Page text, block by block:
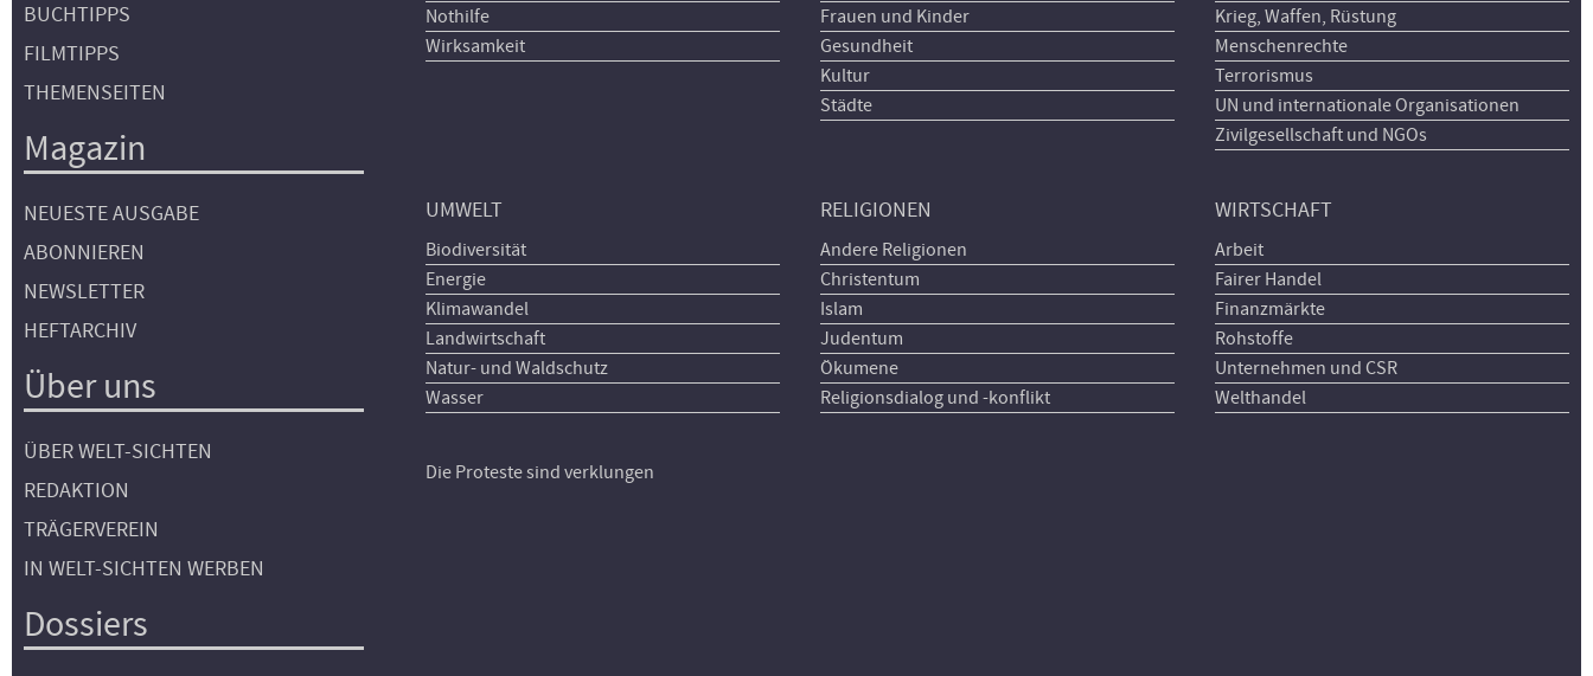
BUCHTIPPS
FILMTIPPS
THEMENSEITEN
Magazin
NEUESTE AUSGABE
ABONNIEREN
NEWSLETTER
HEFTARCHIV
Über uns
ÜBER WELT-SICHTEN
REDAKTION
TRÄGERVEREIN
IN WELT-SICHTEN WERBEN
Dossiers
Nothilfe
Wirksamkeit
Frauen und Kinder
Gesundheit
Kultur
Städte
Krieg, Waffen, Rüstung
Menschenrechte
Terrorismus
UN und internationale Organisationen
Zivilgesellschaft und NGOs
UMWELT
Biodiversität
Energie
Klimawandel
Landwirtschaft
Natur- und Waldschutz
Wasser
RELIGIONEN
Andere Religionen
Christentum
Islam
Judentum
Ökumene
Religionsdialog und -konflikt
WIRTSCHAFT
Arbeit
Fairer Handel
Finanzmärkte
Rohstoffe
Unternehmen und CSR
Welthandel
Die Proteste sind verklungen